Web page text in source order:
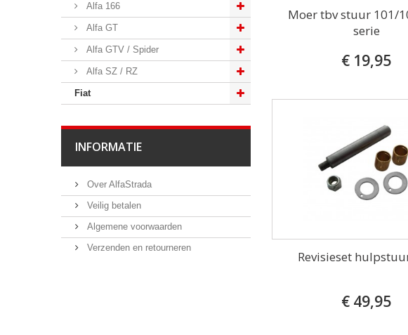
Alfa 166
Alfa GT
Alfa GTV / Spider
Alfa SZ / RZ
Fiat
INFORMATIE
Over AlfaStrada
Veilig betalen
Algemene voorwaarden
Verzenden en retourneren
Moer tbv stuur 101/
serie
€ 19,95
Revisieset
€ 49,95